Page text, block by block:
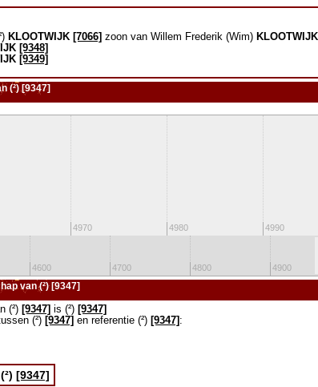
KLOOTWIJK [7066] zoon van Willem Frederik (Wim) KLOOTWIJK
[9348]
[9349]
(²) [9347]
4970 4980 4990
4600 4700 4800 4900
van (²) [9347]
(²) [9347] is (²) [9347]
(²) [9347] en referentie (²) [9347] :
(²)[9347]